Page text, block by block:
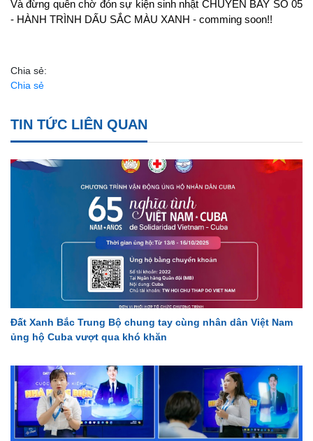
Và đừng quên chờ đón sự kiện sinh nhật CHUYẾN BAY SỐ 05
- HÀNH TRÌNH DẤU SẮC MÀU XANH - comming soon!!
Chia sẻ:
Chia sẻ
TIN TỨC LIÊN QUAN
Đất Xanh Bắc Trung Bộ chung tay cùng nhân dân Việt Nam
ủng hộ Cuba vượt qua khó khăn